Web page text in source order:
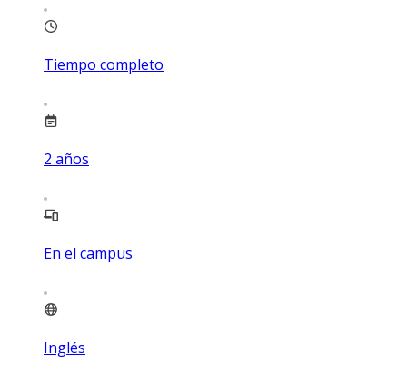
Tiempo completo
2 años
En el campus
Inglés